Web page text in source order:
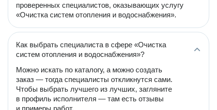
проверенных специалистов, оказывающих услугу
«Очистка систем отопления и водоснабжения».
Как выбрать специалиста в сфере «Очистка
систем отопления и водоснабжения»?
Можно искать по каталогу, а можно создать
заказ — тогда специалисты откликнутся сами.
Чтобы выбрать лучшего из лучших, загляните
в профиль исполнителя — там есть отзывы
и примеры работ.